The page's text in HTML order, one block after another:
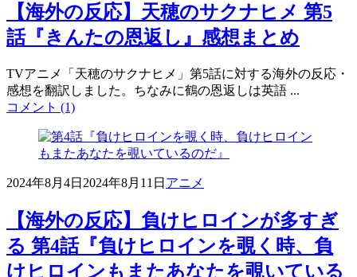
【海外の反応】天穂のサクナヒメ 第5
話『きんたの恩返し』感想まとめ
TVアニメ「天穂のサクナヒメ」第5話に対する海外の反応・
感想を翻訳しました。ちなみに鶴の恩返しは英語 ...
コメント (1)
2024年8月4日 2024年8月11日 アニメ
【海外の反応】負けヒロインが多すぎ
る 第4話『負けヒロインを覗く時、負
けヒロインもまたあなたを覗いている